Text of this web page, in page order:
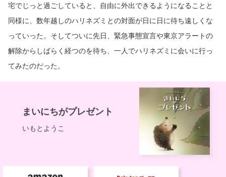
宅でじっと過ごしていると、自由に外出できるようになることと
同様に、数年越しのハリネズミとの対面が日に日に待ち遠しくな
っていった。そしてついに先日、緊急事態宣言や東京アラートの
解除からしばらく経つのを待ち、一人でハリネズミに会いに行っ
てみたのだった。